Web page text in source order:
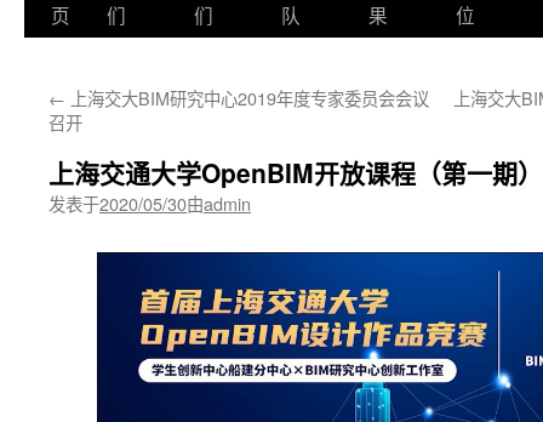
至
文
页
们
们
队
果
位
← 上海交大BIM研究中心2019年度专家委员会会议
召开
上海交大
上海交通大学OpenBIM开放课程（第一期
发表于2020/05/30由admin